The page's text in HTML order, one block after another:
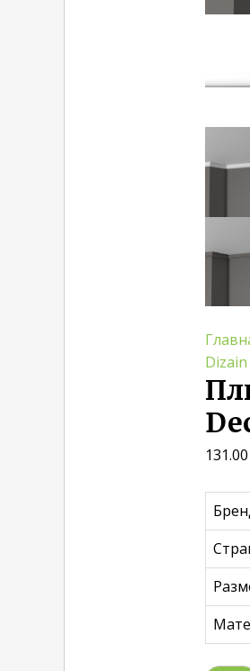
Dizain
131.00